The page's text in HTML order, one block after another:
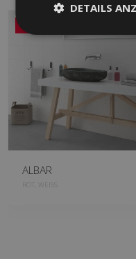
NEU
ALBAR
ROT, WEISS
DETAILS